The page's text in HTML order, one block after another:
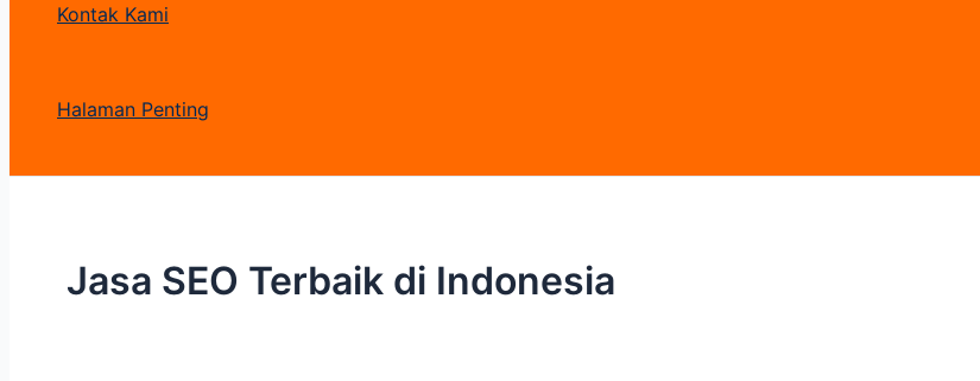
Kontak Kami
Halaman Penting
Jasa SEO Terbaik di Indonesia